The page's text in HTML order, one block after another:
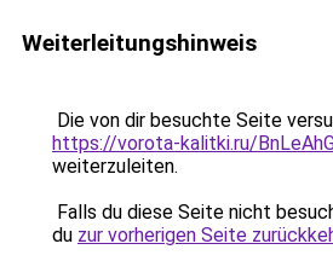
Weiterleitungshinweis
Die von dir besuchte Seite
https://vorota-kalitki.ru/
weiterzuleiten.
Falls du diese Seite nicht
du zur vorherigen Seite